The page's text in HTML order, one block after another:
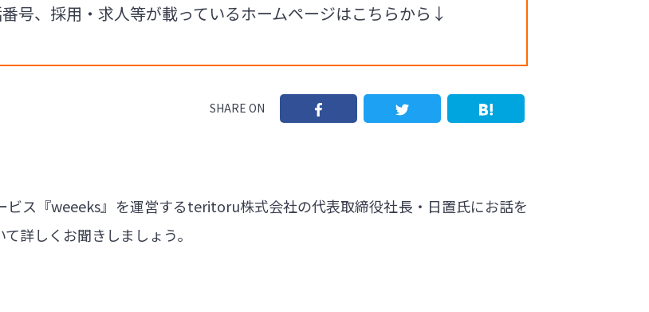
号、採用・求人等が載っているホームページはこちらから↓
SHARE ON
ビス『weeeks』を運営するteritoru株式会社の代表取締役社長・日置氏にお話を
詳しくお聞きしましょう。